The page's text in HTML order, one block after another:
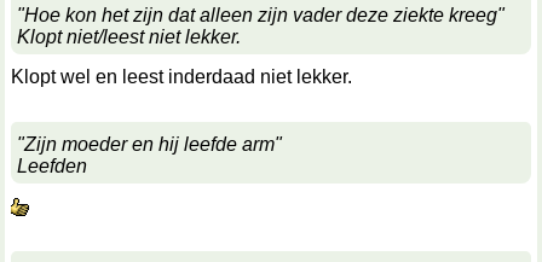
"Hoe kon het zijn dat alleen zijn vader deze ziekte kreeg"
Klopt niet/leest niet lekker.
Klopt wel en leest inderdaad niet lekker.
"Zijn moeder en hij leefde arm"
Leefden